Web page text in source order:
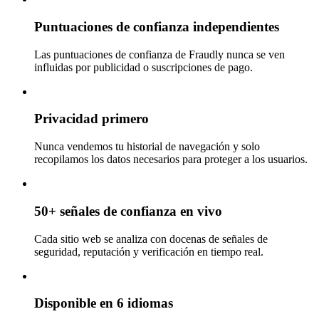
Puntuaciones de confianza independientes
Las puntuaciones de confianza de Fraudly nunca se ven
influidas por publicidad o suscripciones de pago.
Privacidad primero
Nunca vendemos tu historial de navegación y solo
recopilamos los datos necesarios para proteger a los usuarios.
50+ señales de confianza en vivo
Cada sitio web se analiza con docenas de señales de
seguridad, reputación y verificación en tiempo real.
Disponible en 6 idiomas